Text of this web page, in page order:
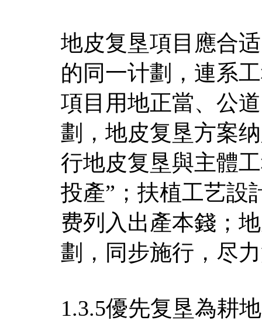
地皮复垦項目應合
的同一计劃，連系
項目用地正當、公
劃，地皮复垦方案
行地皮复垦與主體
投產”；扶植工艺設
费列入出產本錢；
劃，同步施行，尽
1.3.5優先复垦為耕